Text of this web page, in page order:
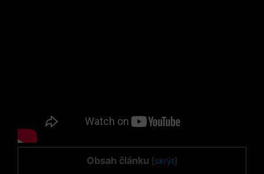
Obsah článku [skrýt]